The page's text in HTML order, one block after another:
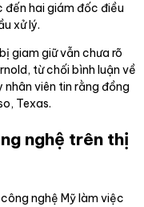
đến hai giám đốc điều
xử lý.
giam giữ vẫn chưa rõ
từ chối bình luận về
viên tin rằng đồng
Texas.
nghệ trên thị
nghệ Mỹ làm việc